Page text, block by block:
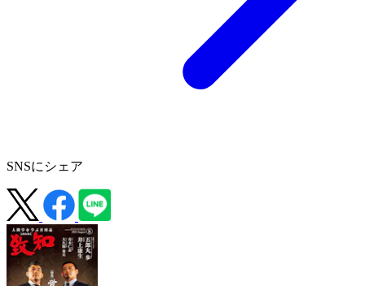
SNSにシェア